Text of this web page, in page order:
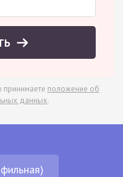
принимаете положение об
данных.